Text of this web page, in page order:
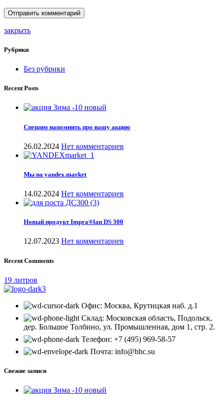
закрыть
Рубрики
Без рубрики
Recent Posts
Спешим напомнить про нашу акцию
26.02.2024 Нет комментариев
Мы на yandex.market
14.02.2024 Нет комментариев
Новый продукт Impra®lan DS 300
12.07.2023 Нет комментариев
Recent Comments
19 литров
Офис: Москва, Крутицкая наб. д.1
Склад: Московская область, Подольск,
дер. Большое Толбино, ул. Промышленная, дом 1, стр. 2.
Телефон: +7 (495) 969-58-57
Почта: info@bhc.su
Свежие записи